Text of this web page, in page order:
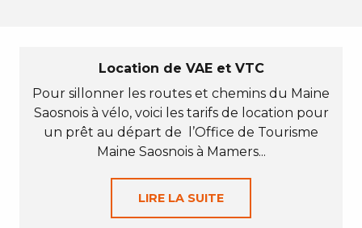
Location de VAE et VTC
Pour sillonner les routes et chemins du Maine
Saosnois à vélo, voici les tarifs de location pour
un prêt au départ de l’Office de Tourisme
Maine Saosnois à Mamers...
LIRE LA SUITE